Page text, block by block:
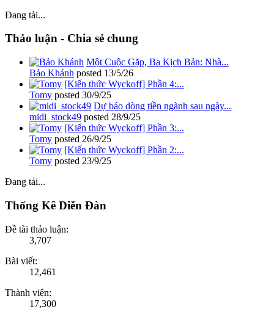
Đang tải...
Thảo luận - Chia sẻ chung
Một Cuộc Gặp, Ba Kịch Bản: Nhà...
Bảo Khánh posted 13/5/26
[Kiến thức Wyckoff] Phần 4:...
Tomy posted 30/9/25
Dự báo dòng tiền ngành sau ngày...
midi_stock49 posted 28/9/25
[Kiến thức Wyckoff] Phần 3:...
Tomy posted 26/9/25
[Kiến thức Wyckoff] Phần 2:...
Tomy posted 23/9/25
Đang tải...
Thống Kê Diễn Đàn
Đề tài thảo luận:
3,707
Bài viết:
12,461
Thành viên:
17,300